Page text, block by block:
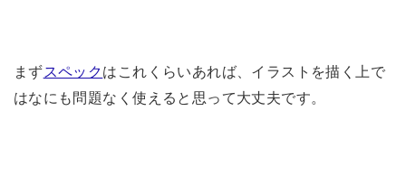
まずスペックはこれくらいあれば、イラストを描く上で
はなにも問題なく使えると思って大丈夫です。